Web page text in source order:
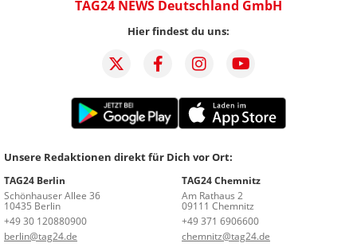
TAG24 NEWS Deutschland GmbH
Hier findest du uns:
Unsere Redaktionen direkt für Dich vor Ort:
TAG24 Berlin
Schönhauser Allee 36
10435 Berlin
+49 30 120880900
berlin@tag24.de
TAG24 Chemnitz
Am Rathaus 2
09111 Chemnitz
+49 371 6906600
chemnitz@tag24.de